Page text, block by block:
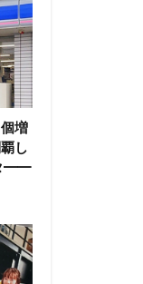
増
し
━━